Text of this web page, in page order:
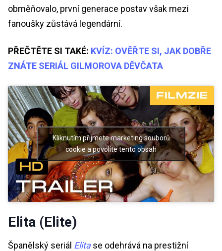
obměňovalo, první generace postav však mezi
fanoušky zůstává legendární.
PŘEČTĚTE SI TAKÉ: KVÍZ: OVĚŘTE SI, JAK DOBŘE
ZNÁTE SERIÁL GILMOROVA DĚVČATA
Kliknutím přijmete marketing souborů
cookie a povolíte tento obsah
Elita (Elite)
Španělský seriál Elitase odehrává na prestižní